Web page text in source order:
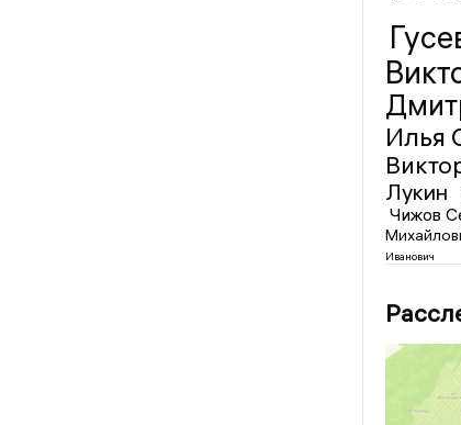
Илья
Лукин
Чижов
Иванович